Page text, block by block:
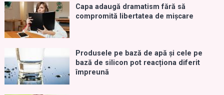
Capa adaugă dramatism fără să
compromită libertatea de mișcare
Produsele pe bază de apă și cele pe
bază de silicon pot reacționa diferit
împreună